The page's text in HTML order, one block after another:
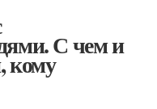
С чем и
кому